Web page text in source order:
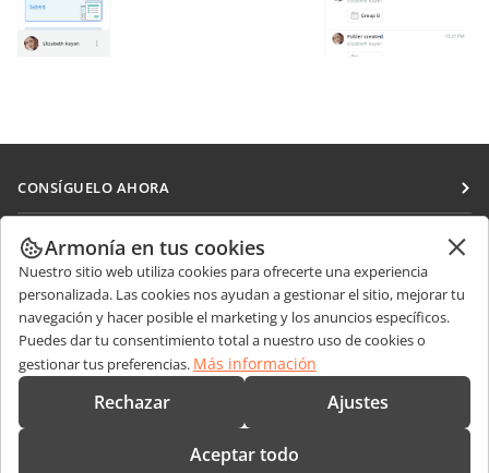
CONSÍGUELO AHORA
Docs
DocSpace
Workspace
Conectores
Aplicaciones de escritorio
Aplicaciones móviles
COLABORAR
Para colaboradores
Para traductores
Para influencers
Vacantes
RECIBIR NOTICIAS
Blog
OBTENER AYUDA
Foro
CONTÁCTENOS
Preguntas de ventas
sales@onlyoffice.com
partners@onlyoffice.com
Armonía en tus cookies
Nuestro sitio web utiliza cookies para ofrecerte una experiencia
personalizada. Las cookies nos ayudan a gestionar el sitio, mejorar tu
navegación y hacer posible el marketing y los anuncios específicos.
Puedes dar tu consentimiento total a nuestro uso de cookies o
gestionar tus preferencias. Más información
Rechazar Ajustes
Aceptar todo